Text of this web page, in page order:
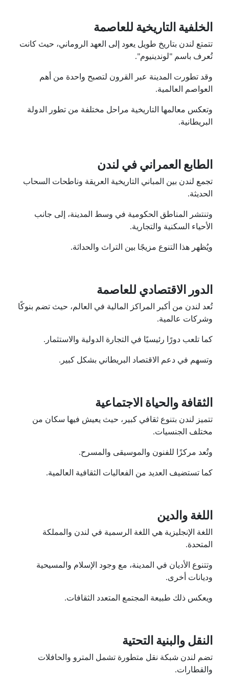
الخلفية التاريخية للعاصمة
تتمتع لندن بتاريخ طويل يعود إلى العهد الروماني، حيث كانت
تُعرف باسم "لوندينيوم".
وقد تطورت المدينة عبر القرون لتصبح واحدة من أهم
العواصم العالمية.
وتعكس معالمها التاريخية مراحل مختلفة من تطور الدولة
البريطانية.
الطابع العمراني في لندن
تجمع لندن بين المباني التاريخية العريقة وناطحات السحاب
الحديثة.
وتنتشر المناطق الحكومية في وسط المدينة، إلى جانب
الأحياء السكنية والتجارية.
ويُظهر هذا التنوع مزيجًا بين التراث والحداثة.
الدور الاقتصادي للعاصمة
تُعد لندن من أكبر المراكز المالية في العالم، حيث تضم بنوكًا
وشركات عالمية.
كما تلعب دورًا رئيسيًا في التجارة الدولية والاستثمار.
وتسهم في دعم الاقتصاد البريطاني بشكل كبير.
الثقافة والحياة الاجتماعية
تتميز لندن بتنوع ثقافي كبير، حيث يعيش فيها سكان من
مختلف الجنسيات.
وتُعد مركزًا للفنون والموسيقى والمسرح.
كما تستضيف العديد من الفعاليات الثقافية العالمية.
اللغة والدين
اللغة الإنجليزية هي اللغة الرسمية في لندن والمملكة
المتحدة.
وتتنوع الأديان في المدينة، مع وجود الإسلام والمسيحية
وديانات أخرى.
ويعكس ذلك طبيعة المجتمع المتعدد الثقافات.
النقل والبنية التحتية
تضم لندن شبكة نقل متطورة تشمل المترو والحافلات
والقطارات.